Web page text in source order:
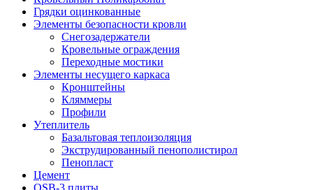
Грядки оцинкованные
Элементы безопасности кровли
Снегозадержатели
Кровельные ограждения
Переходные мостики
Элементы несущего каркаса
Кронштейны
Кляммеры
Профили
Утеплитель
Базальтовая теплоизоляция
Экструдированный пенополистирол
Пенопласт
Цемент
OSB-3 плиты